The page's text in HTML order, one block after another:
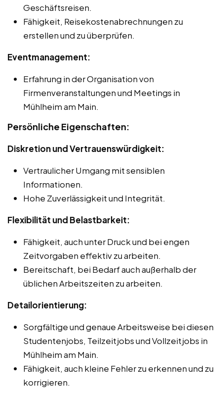
Geschäftsreisen.
Fähigkeit, Reisekostenabrechnungen zu
erstellen und zu überprüfen.
Eventmanagement:
Erfahrung in der Organisation von
Firmenveranstaltungen und Meetings in
Mühlheim am Main.
Persönliche Eigenschaften:
Diskretion und Vertrauenswürdigkeit:
Vertraulicher Umgang mit sensiblen
Informationen.
Hohe Zuverlässigkeit und Integrität.
Flexibilität und Belastbarkeit:
Fähigkeit, auch unter Druck und bei engen
Zeitvorgaben effektiv zu arbeiten.
Bereitschaft, bei Bedarf auch außerhalb der
üblichen Arbeitszeiten zu arbeiten.
Detailorientierung:
Sorgfältige und genaue Arbeitsweise bei diesen
Studentenjobs, Teilzeitjobs und Vollzeitjobs in
Mühlheim am Main.
Fähigkeit, auch kleine Fehler zu erkennen und zu
korrigieren.